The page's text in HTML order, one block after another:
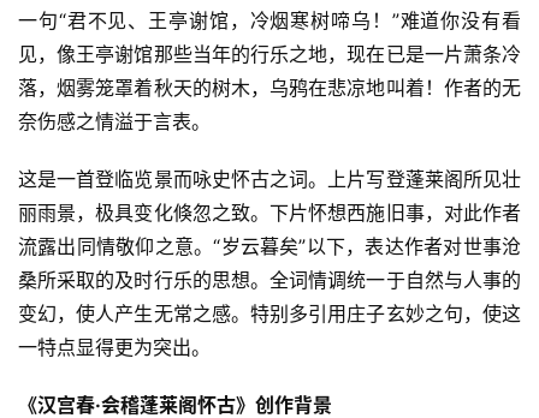
一句“君不见、王亭谢馆，冷烟寒树啼乌！”难道你没有看
见，像王亭谢馆那些当年的行乐之地，现在已是一片萧条冷
落，烟雾笼罩着秋天的树木，乌鸦在悲凉地叫着！作者的无
奈伤感之情溢于言表。
这是一首登临览景而咏史怀古之词。上片写登蓬莱阁所见壮
丽雨景，极具变化倏忽之致。下片怀想西施旧事，对此作者
流露出同情敬仰之意。“岁云暮矣”以下，表达作者对世事沧
桑所采取的及时行乐的思想。全词情调统一于自然与人事的
变幻，使人产生无常之感。特别多引用庄子玄妙之句，使这
一特点显得更为突出。
《汉宫春·会稽蓬莱阁怀古》创作背景